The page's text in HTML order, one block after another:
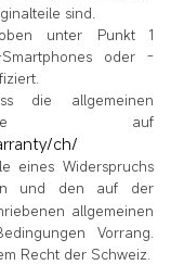
sind.
unter Punkt 1
Smartphones oder -
die allgemeinen
die auf
ch/
eines Widerspruchs
und den auf der
allgemeinen
Vorrang.
Recht der Schweiz.